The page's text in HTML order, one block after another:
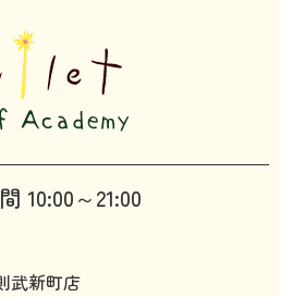
10:00～21:00
武新町店